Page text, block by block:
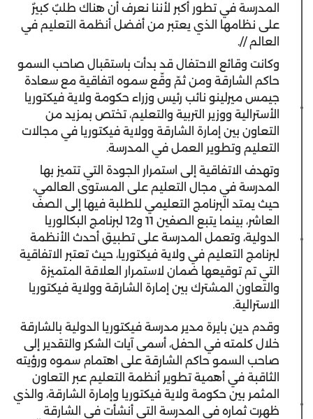
المدرسة في تطور أكبر لأننا نعرف أن هناك طلبٌ كبيرٌ
على نظامها الذي يعتبر من أفضل أنظمة التعليم في
العالم //.
وكانت وقائع الاحتفال قد بدأت باستقبال صاحب السمو
حاكم الشارقة ومن ثمّ وقّع سموه اتفاقية مع سعادة
جيمس ميرلينو نائب رئيس وزراء حكومة ولاية فيكتوريا
الأسترالية ووزير التربية والتعليم، تختص بمزيد من
التعاون بين إمارة الشارقة وولاية فيكتوريا في مجالات
التعليم وتطوير العمل في المدرسة.
وتهدف الاتفاقية إلى استمرار الجودة التي تتميز بها
المدرسة في مجال التعليم على المستوى العالمي،
حيث يمتد البرنامج التعليمي للطلبة فيها إلى الصف
العاشر، بينما يتبع الصفين 11 و12 لبرنامج البكالوريا
الدولية، وتعمل المدرسة على تطبيق أحدث الأنظمة
لبرنامج التعليم في ولاية فيكتوريا، حيث تعتبر الاتفاقية
التي تم توقيعها ضمان لاستمرار العلاقة المتميزة
والتعاون المشترك بين إمارة الشارقة وولاية فيكتوريا
الاسترالية.
وقدم دين بايرة مدير مدرسة فيكتوريا الدولية بالشارقة
خلال كلمته في الحفل، أسمى آيات الشكر والتقدير إلى
صاحب السمو حاكم الشارقة على اهتمام سموه ورؤيته
الثاقبة في أهمية تطوير أنظمة التعليم عبر التعاون
المثمر بين حكومة ولاية فيكتوريا وإمارة الشارقة، والذي
ظهرت ثماره في المدرسة التي أنشأت في الشارقة